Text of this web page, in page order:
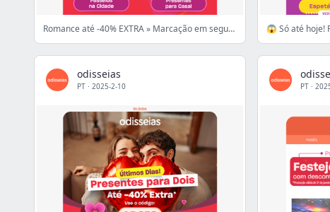
Romance até -40% EXTRA » Marcação em segundos! 😱 Só até hoje!
odisseias
PT · 2025-2-10 PT ·